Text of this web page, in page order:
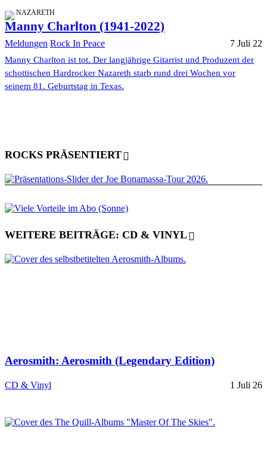
NAZARETH
Manny Charlton (1941-2022)
Meldungen Rock In Peace 7 Juli 22
Manny Charlton ist tot. Der langjährige Gitarrist und Produzent der
schottischen Hardrocker Nazareth starb rund drei Wochen vor
seinem 81. Geburtstag in Texas.
ROCKS PRÄSENTIERT
WEITERE BEITRÄGE: CD & VINYL
Aerosmith: Aerosmith (Legendary Edition)
CD & Vinyl 1 Juli 26